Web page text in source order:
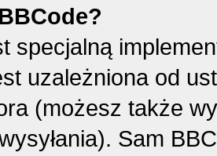
specjalną
uzależniona od
(możesz także
Sam